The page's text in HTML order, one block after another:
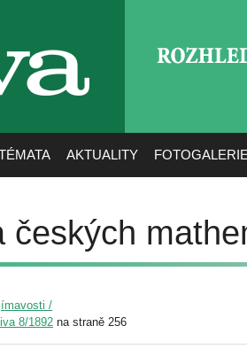
AKTUALITY
českých
/
8/1892 na straně 256